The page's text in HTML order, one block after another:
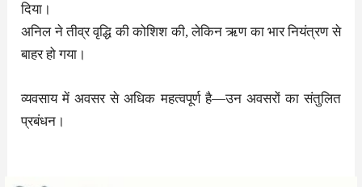
दिया।
अनिल ने तीव्र वृद्धि की कोशिश की, लेकिन ऋण का भार नियंत्रण से
बाहर हो गया।
व्यवसाय में अवसर से अधिक महत्वपूर्ण है—उन अवसरों का संतुलित
प्रबंधन।